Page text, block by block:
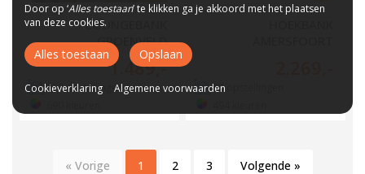
LOUNGEBANK
GROENVELD
1.489,-
333opstellingen
88
« Vorige 1 2 3 Volgende »
Door op ‘Alles toestaan’ te klikken ga je akkoord met het plaatsen
van deze cookies.
Alles toestaan Opslaan
Cookieverklaring Algemene voorwaarden